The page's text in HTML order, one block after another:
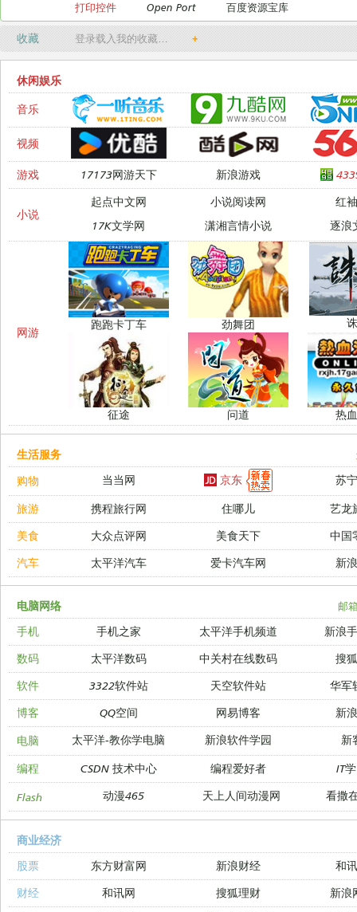
打印控件
Open Port 百度资源宝库
收藏 登录载入我的收藏… +
休闲娱乐
音乐
视频
游戏 17173网游天下 新浪游戏
小说
起点中文网 小说阅读网
红
17K文学网
潇湘言情小说 逐浪
网游
跑跑卡丁车 劲舞团
征途 问道 热
生活服务
购物
当当网 京东 苏
旅游 携程旅行网 住哪儿
艺龙
美食
大众点评网 美食天下
中国
汽车
太平洋汽车 爱卡汽车网 新
邮
电脑网络
手机
手机之家 太平洋手机频道
新浪
数码
太平洋数码 中关村在线数码
搜
软件
3322软件站 天空软件站
华军
博客
QQ空间 网易博客 新
电脑 太平洋-教你学电脑 新浪软件学园 新
编程 CSDN 技术中心 编程爱好者 IT
Flash 动漫465 天上人间动漫网 看撒
商业经济
股票
东方财富网 新浪财经
和
财经
和讯网 搜狐理财
新浪